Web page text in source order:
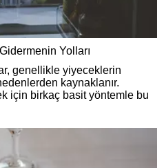
Yolları
genellikle yiyeceklerin
kaynaklanır.
için birkaç basit yöntemle bu